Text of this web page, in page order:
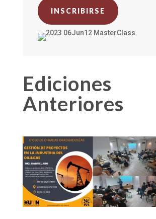
INSCRIBIRSE
Ediciones
Anteriores